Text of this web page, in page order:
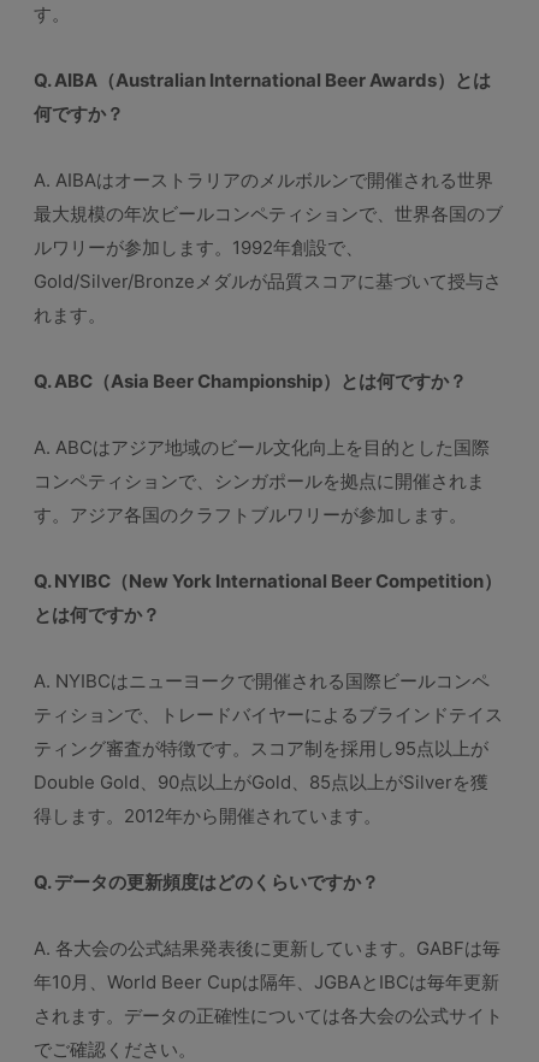
す。
Q. AIBA（Australian International Beer Awards）とは
何ですか？
A. AIBAはオーストラリアのメルボルンで開催される世界
最大規模の年次ビールコンペティションで、世界各国のブ
ルワリーが参加します。1992年創設で、
Gold/Silver/Bronzeメダルが品質スコアに基づいて授与さ
れます。
Q. ABC（Asia Beer Championship）とは何ですか？
A. ABCはアジア地域のビール文化向上を目的とした国際
コンペティションで、シンガポールを拠点に開催されま
す。アジア各国のクラフトブルワリーが参加します。
Q. NYIBC（New York International Beer Competition）
とは何ですか？
A. NYIBCはニューヨークで開催される国際ビールコンペ
ティションで、トレードバイヤーによるブラインドテイス
ティング審査が特徴です。スコア制を採用し95点以上が
Double Gold、90点以上がGold、85点以上がSilverを獲
得します。2012年から開催されています。
Q. データの更新頻度はどのくらいですか？
A. 各大会の公式結果発表後に更新しています。GABFは毎
年10月、World Beer Cupは隔年、JGBAとIBCは毎年更新
されます。データの正確性については各大会の公式サイト
でご確認ください。